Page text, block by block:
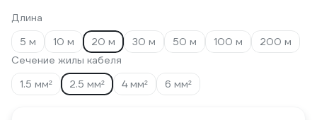
Длина
5 м
10 м 20 м 30 м 50 м 100 м
200 м
Сечение жилы кабеля
1.5 мм²
2.5 мм² 4 мм² 6 мм²